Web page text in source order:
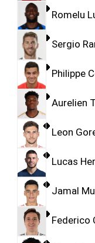
Romelu
Sergio
Philippe
Aurelien
Leon
Lucas
Jamal
Federico